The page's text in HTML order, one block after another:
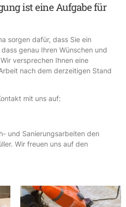
ist eine Aufgabe für
sorgen dafür, dass Sie ein
genau Ihren Wünschen und
versprechen Ihnen eine
nach dem derzeitigen Stand
mit uns auf:
und Sanierungsarbeiten den
Wir freuen uns auf den